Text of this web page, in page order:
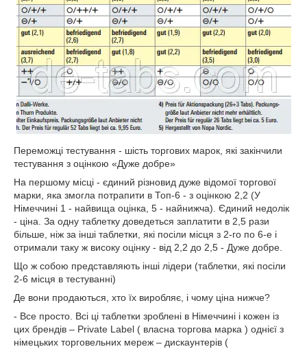
Переможці тестування - шість торгових марок, які закінчили
тестування з оцінкою «Дуже добре»
На першому місці - єдиний різновид дуже відомої торгової
марки, яка змогла потрапити в Топ-6 - з оцінкою 2,2 (У
Німеччині 1 - найвища оцінка, 5 - найнижча). Єдиний недолік
- ціна. За одну таблетку доведеться заплатити в 2,5 рази
більше, ніж за інші таблетки, які посіли місця з 2-го по 6-е і
отримали таку ж високу оцінку - від 2,2 до 2,5 - Дуже добре.
Що ж собою представляють інші лідери (таблетки, які посіли
2-6 місця в тестуванні)
Де вони продаються, хто їх виробляє, і чому ціна нижче?
- Все просто. Всі ці таблетки зроблені в Німеччині і кожен із
цих брендів – Private Label ( власна торгова марка ) однієї з
німецьких торговельних мереж – дискаунтерів (